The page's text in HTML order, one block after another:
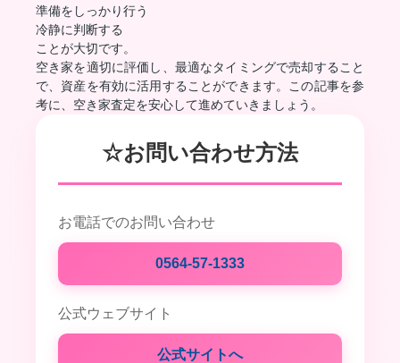
準備をしっかり行う
冷静に判断する
ことが大切です。
空き家を適切に評価し、最適なタイミングで売却すること
で、資産を有効に活用することができます。この記事を参
考に、空き家査定を安心して進めていきましょう。
☆お問い合わせ方法
お電話でのお問い合わせ
0564-57-1333
公式ウェブサイト
公式サイトへ